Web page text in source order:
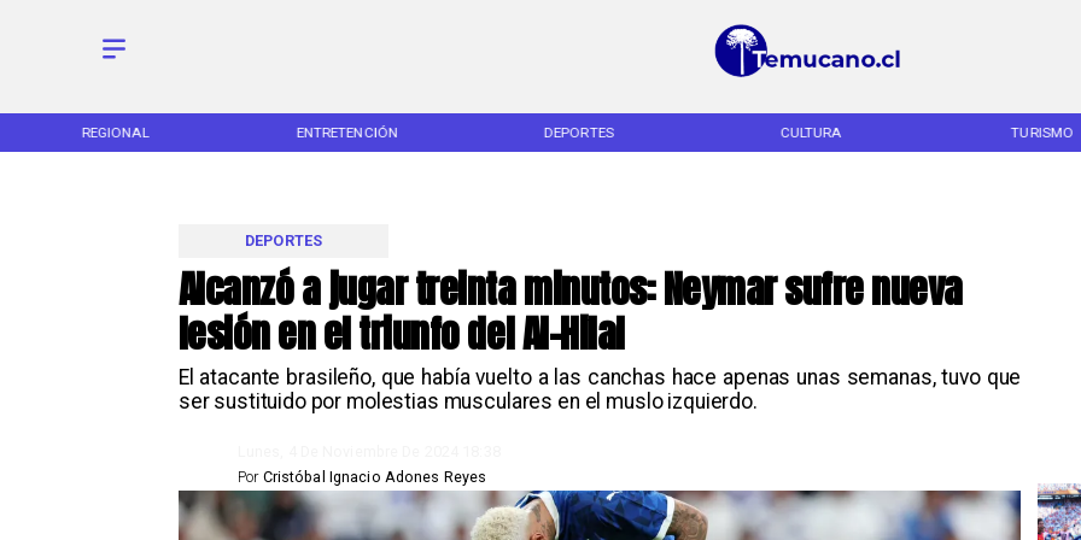
REGIONAL ENTRETENCIÓN DEPORTES CULTURA TURISMO
Alcanzó a jugar treinta minutos: Neymar sufre nueva
lesión en el triunfo del Al-Hilal
​El atacante brasileño, que había vuelto a las canchas hace apenas unas semanas, tuvo que
ser sustituido por molestias musculares en el muslo izquierdo.
DEPORTES
Cristóbal Ignacio Adones Reyes
Por